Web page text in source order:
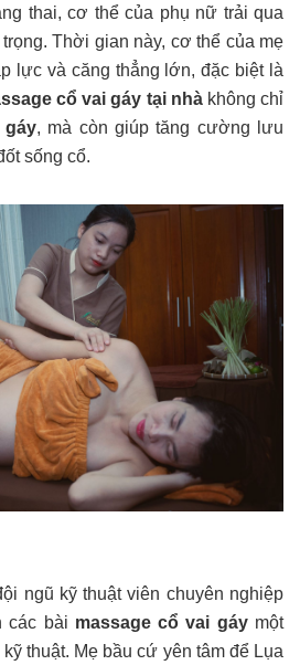
thai, cơ thể của phụ nữ trải qua
Thời gian này, cơ thể của mẹ
lực và căng thẳng lớn, đặc biệt là
cổ vai gáy tại nhàkhông chỉ
gáy, mà còn giúp tăng cường lưu
sống cổ.
ngũ kỹ thuật viên chuyên nghiệp
các bài massage cổ vai gáymột
thuật. Mẹ bầu cứ yên tâm để Lụa